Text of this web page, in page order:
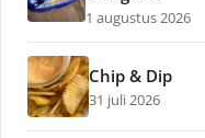
1 augustus 2026
Chip & Dip
31 juli 2026